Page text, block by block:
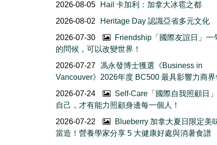
2026-08-05
Hail 卡加利：加拿大冰雹之都
2026-08-02
Heritage Day 認識亞省多元文化
2026-07-30
Friendship「國際友誼日」一
的問候，可以改變世界！
2026-07-27
馮永發博士獲選《Business in
Vancouver》2026年度 BC500 最具影響力商
2026-07-24
Self-Care「國際自我照顧日
自己，才有能力照顧身邊每一個人！
2026-07-22
Blueberry 加拿大夏日限定美
當造！營養學家分享 5 大健康好處與消暑食譜